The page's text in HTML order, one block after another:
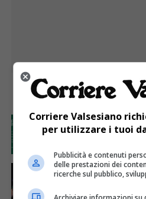
I PIÙ
ATTUALITÀ 3 giorni fa
GAL Terre del Sesia:
valorizzazione del
ATTUALITÀ 7 giorni fa
Sabato 8 agosto in
Corriere Valsesiano
per utilizzare i tuoi
Pubblicità e contenuti
delle prestazioni dei
ricerche sul pubblico,